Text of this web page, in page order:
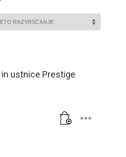
in ustnice Prestige